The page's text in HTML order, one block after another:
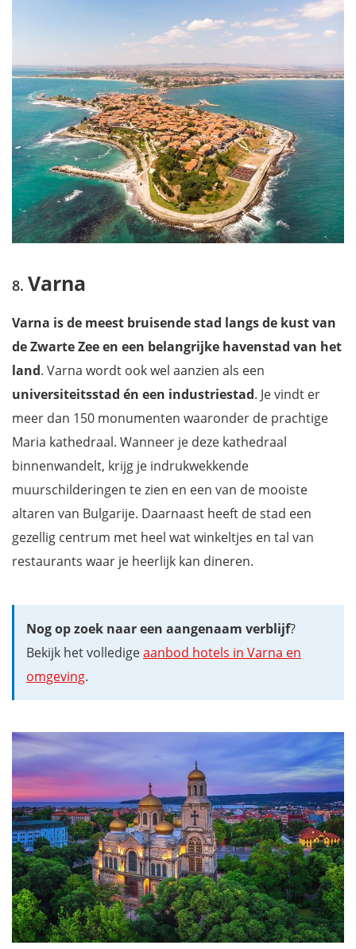
Varna
Varna is de meest bruisende stad langs de kust van
de Zwarte Zee en een belangrijke havenstad van het
land. Varna wordt ook wel aanzien als een
universiteitsstad én een industriestad. Je vindt er
meer dan 150 monumenten waaronder de prachtige
Maria kathedraal. Wanneer je deze kathedraal
binnenwandelt, krijg je indrukwekkende
muurschilderingen te zien en een van de mooiste
altaren van Bulgarije. Daarnaast heeft de stad een
gezellig centrum met heel wat winkeltjes en tal van
restaurants waar je heerlijk kan dineren.
Nog op zoek naar een aangenaam verblijf?
Bekijk het volledigeaanbod hotels in Varna en
omgeving.